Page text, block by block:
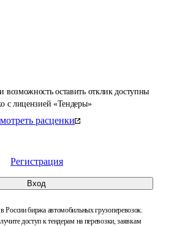
оставить отклик доступны
с лицензией «Тендеры»
расценки
Регистрация
Вход
биржа автомобильных грузоперевозок.
доступ к тендерам на перевозки, заявкам